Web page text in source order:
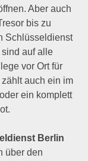
Aber auch
bis zu
Schlüsseldienst
auf alle
vor Ort für
auch ein im
ein komplett
Berlin
über den